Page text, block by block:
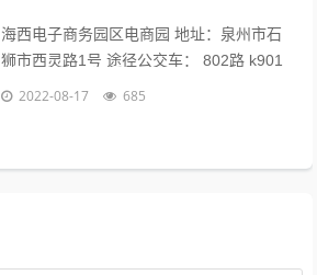
海西电子商务园区电商园 地址：泉州市石
狮市西灵路1号 途径公交车： 802路 k901
路 k902路到石狮服装城南区公交站下车向
2022-08-17 685